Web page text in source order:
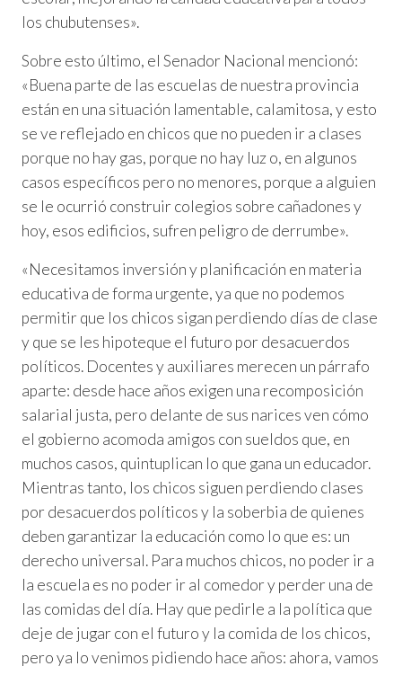
los chubutenses».
Sobre esto último, el Senador Nacional mencionó:
«Buena parte de las escuelas de nuestra provincia
están en una situación lamentable, calamitosa, y esto
se ve reflejado en chicos que no pueden ir a clases
porque no hay gas, porque no hay luz o, en algunos
casos específicos pero no menores, porque a alguien
se le ocurrió construir colegios sobre cañadones y
hoy, esos edificios, sufren peligro de derrumbe».
«Necesitamos inversión y planificación en materia
educativa de forma urgente, ya que no podemos
permitir que los chicos sigan perdiendo días de clase
y que se les hipoteque el futuro por desacuerdos
políticos. Docentes y auxiliares merecen un párrafo
aparte: desde hace años exigen una recomposición
salarial justa, pero delante de sus narices ven cómo
el gobierno acomoda amigos con sueldos que, en
muchos casos, quintuplican lo que gana un educador.
Mientras tanto, los chicos siguen perdiendo clases
por desacuerdos políticos y la soberbia de quienes
deben garantizar la educación como lo que es: un
derecho universal. Para muchos chicos, no poder ir a
la escuela es no poder ir al comedor y perder una de
las comidas del día. Hay que pedirle a la política que
deje de jugar con el futuro y la comida de los chicos,
pero ya lo venimos pidiendo hace años: ahora, vamos